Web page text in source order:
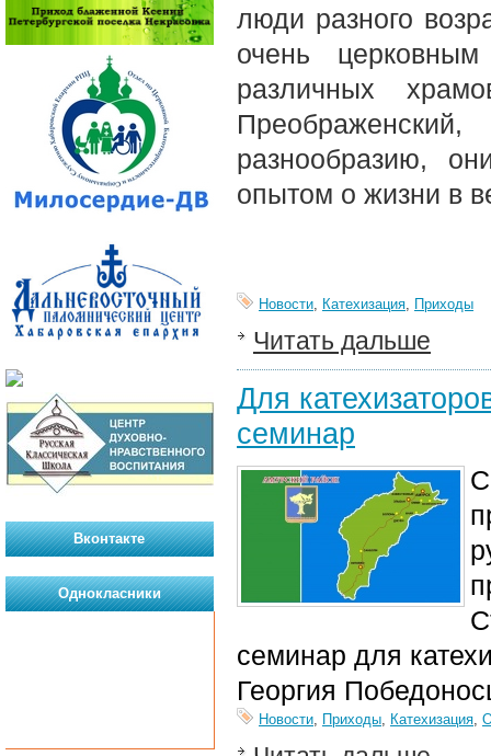
люди разного
очень
различных
разнообразию,
опытом о жизни в
Новости, Катехизация, Приходы
Читать дальше
Для
семинар
семинар для
Георгия
Новости, Приходы, Катехизация,
Вконтакте
Однокласники